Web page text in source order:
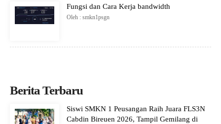
Fungsi dan Cara Kerja bandwidth
Oleh : smkn1psgn
Berita Terbaru
Siswi SMKN 1 Peusangan Raih Juara FLS3N
Cabdin Bireuen 2026, Tampil Gemilang di